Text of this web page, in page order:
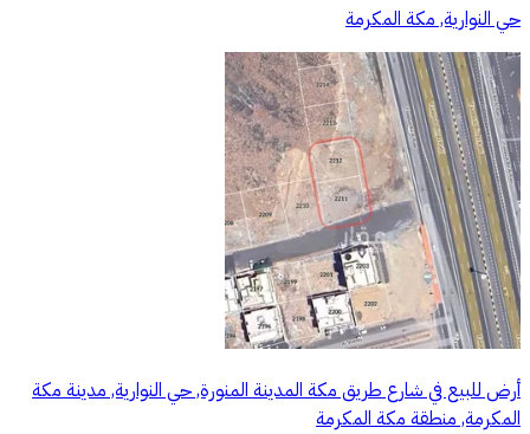
حي النوارية, مكة المكرمة
أرض للبيع في شارع طريق مكة المدينة المنورة, حي النوارية, مدينة مكة
المكرمة, منطقة مكة المكرمة